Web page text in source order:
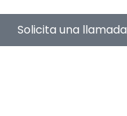
Solicita una llamada